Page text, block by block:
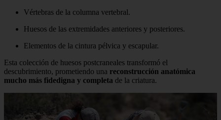
Vértebras de la columna vertebral.
Huesos de las extremidades anteriores y posteriores.
Elementos de la cintura pélvica y escapular.
Esta colección de huesos postcraneales transformó el
descubrimiento, prometiendo una reconstrucción anatómica
mucho más fidedigna y completa de la criatura.